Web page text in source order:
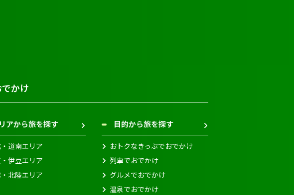
でかけ
アから旅を探す
道南エリア
伊豆エリア
北陸エリア
目的から旅を探す
おトクなきっぷでおでかけ
列車でおでかけ
グルメでおでかけ
温泉でおでかけ